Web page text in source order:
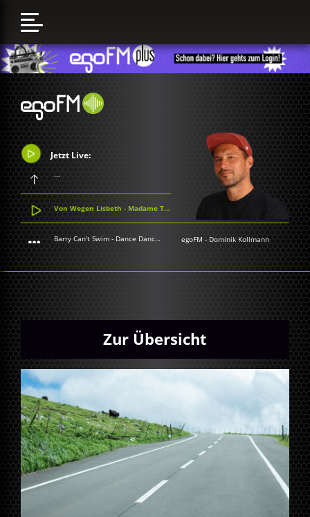
Jetzt Live:
...
Von Wegen Lisbeth - Madame Tussauds
Barry Can't Swim - Dance Dance Dance egoFM - Dominik Kollmann
Zur Übersicht